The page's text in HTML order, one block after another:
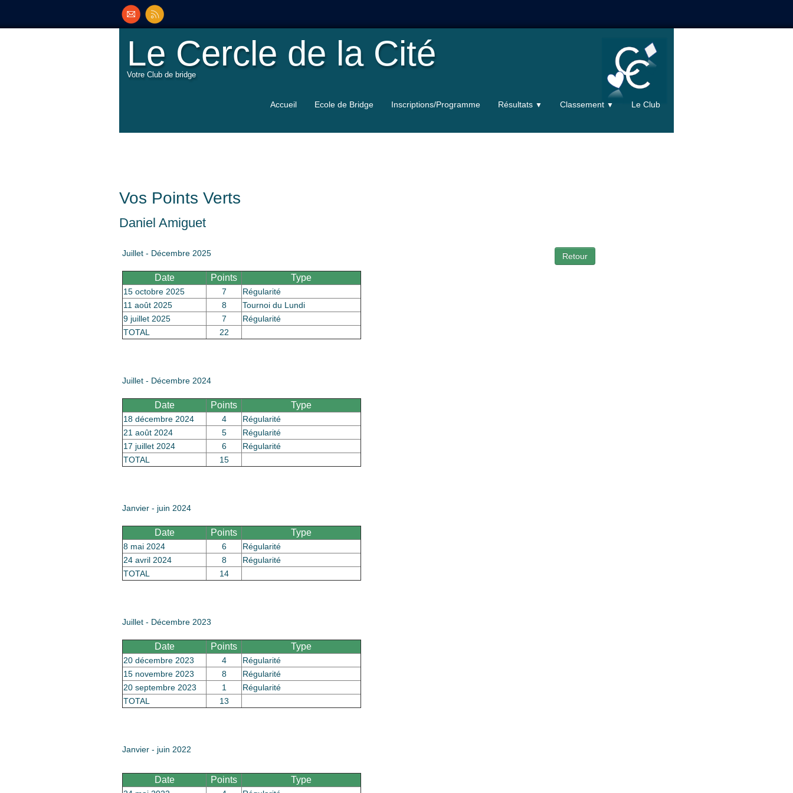
Le Cercle de la Cité
Votre Club de bridge
Accueil Ecole de Bridge Inscriptions/Programme Résultats ▼ Classement ▼ Le Club
Vos Points Verts
Daniel Amiguet
Juillet - Décembre 2025
Date Points Type
15 octobre 2025 7
Régularité
11 août 2025
8
Tournoi du Lundi
9 juillet 2025
7
Régularité
TOTAL
22
Juillet - Décembre 2024
Date Points Type
18 décembre 2024 4
Régularité
21 août 2024
5
Régularité
17 juillet 2024
6
Régularité
TOTAL
15
Janvier - juin 2024
Date Points Type
8 mai 2024 6
Régularité
24 avril 2024
8
Régularité
TOTAL
14
Juillet - Décembre 2023
Date Points Type
20 décembre 2023 4
Régularité
15 novembre 2023
8
Régularité
20 septembre 2023
1
Régularité
TOTAL
13
Janvier - juin 2022
Date Points Type
Retour